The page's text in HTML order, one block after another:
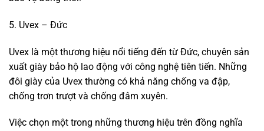
5. Uvex – Đức
Uvex là một thương hiệu nổi tiếng đến từ Đức, chuyên sản
xuất giày bảo hộ lao động với công nghệ tiên tiến. Những
đôi giày của Uvex thường có khả năng chống va đập,
chống trơn trượt và chống đâm xuyên.
Việc chọn một trong những thương hiệu trên đồng nghĩa